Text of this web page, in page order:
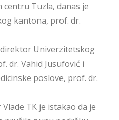
Tuzla, danas je
kantona, prof. dr.
Univerzitetskog
dr. Vahid Jusufović i
poslove, prof. dr.
TK je istakao da je